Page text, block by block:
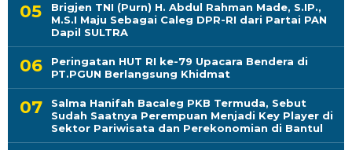
Brigjen TNI (Purn) H. Abdul Rahman Made, S.IP.,
M.S.I Maju Sebagai Caleg DPR-RI dari Partai PAN
Dapil SULTRA
Peringatan HUT RI ke-79 Upacara Bendera di
PT.PGUN Berlangsung Khidmat
Salma Hanifah Bacaleg PKB Termuda, Sebut
Sudah Saatnya Perempuan Menjadi Key Player di
Sektor Pariwisata dan Perekonomian di Bantul